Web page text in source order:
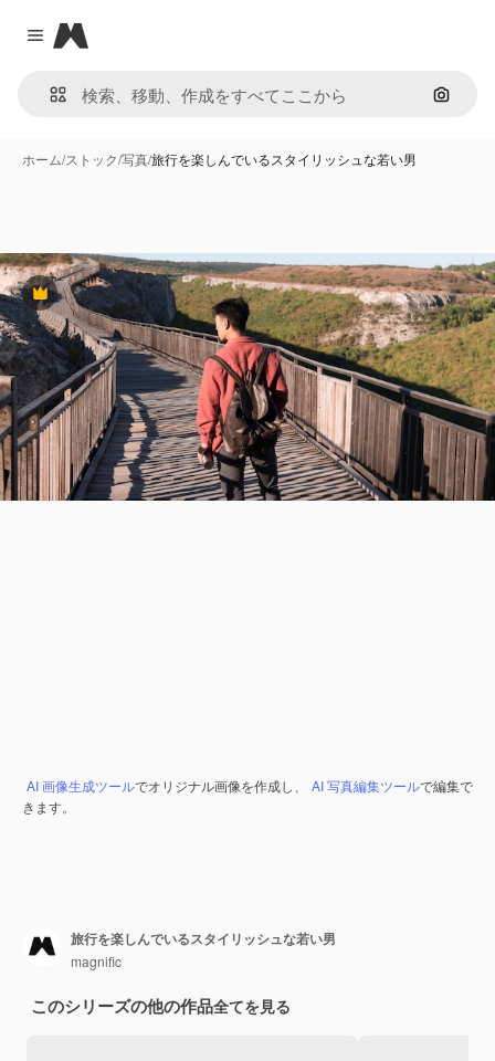
Close menu
Magnific
画像で
ホーム/ストック/写真/旅行を楽しんでいるスタイリッシュな若い男
Premium
AI 画像生成ツールでオリジナル画像を作成し、 AI 写真編集ツールで編集で
きます。
旅行を楽しんでいるスタイリッシュな若い男
magnific
このシリーズの他の作品全てを見る